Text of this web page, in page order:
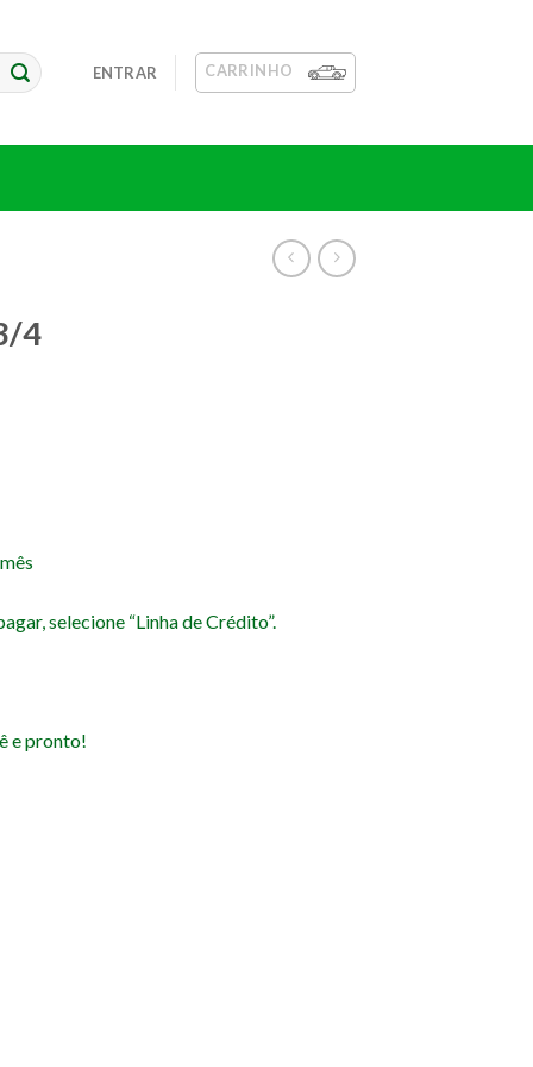
ENTRAR CARRINHO
4
selecione “Linha de Crédito”.
e pronto!